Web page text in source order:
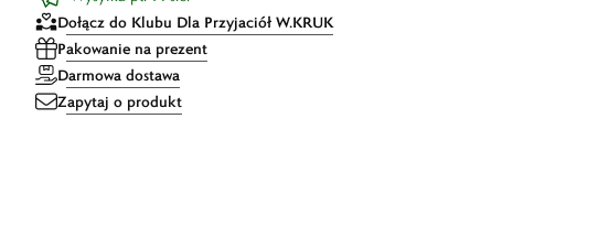
Dołącz do Klubu Dla Przyjaciół W.KRUK
Pakowanie na prezent
Darmowa dostawa
Zapytaj o produkt